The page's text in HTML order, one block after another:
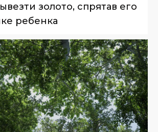
золото, спрятав его
ребенка